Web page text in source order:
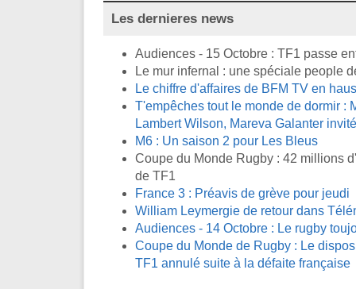
Les dernieres news
Audiences - 15 Octobre : TF1 passe
Le mur infernal : une spéciale people
Le chiffre d'affaires de BFM TV en
T'empêches tout le monde de dormir :
Lambert Wilson, Mareva Galanter
M6 : Un saison 2 pour Les Bleus
Coupe du Monde Rugby : 42 millions
de TF1
France 3 : Préavis de grève pour jeudi
William Leymergie de retour dans
Audiences - 14 Octobre : Le rugby
Coupe du Monde de Rugby : Le
TF1 annulé suite à la défaite française